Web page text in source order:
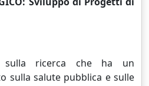
sulla ricerca che ha un
sulla salute pubblica e sulle